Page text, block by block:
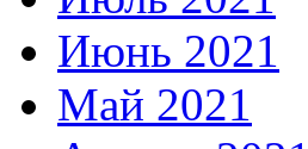
Июнь 2021
Май 2021